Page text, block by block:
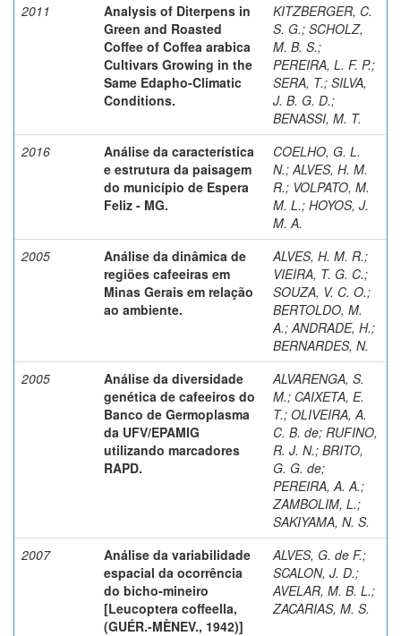
2011
Analysis of Diterpens in
Green and Roasted
Coffee of Coffea arabica
Cultivars Growing in the
Same Edapho-Climatic
Conditions.
KITZBERGER, C.
S. G.; SCHOLZ,
M. B. S.;
PEREIRA, L. F. P.;
SERA, T.; SILVA,
J. B. G. D.;
BENASSI, M. T.
2016
Análise da característica
e estrutura da paisagem
do município de Espera
Feliz - MG.
COELHO, G. L.
N.; ALVES, H. M.
R.; VOLPATO, M.
M. L.; HOYOS, J.
M. A.
2005
Análise da dinâmica de
regiões cafeeiras em
Minas Gerais em relação
ao ambiente.
ALVES, H. M. R.;
VIEIRA, T. G. C.;
SOUZA, V. C. O.;
BERTOLDO, M.
A.; ANDRADE, H.;
BERNARDES, N.
2005
Análise da diversidade
genética de cafeeiros do
Banco de Germoplasma
da UFV/EPAMIG
utilizando marcadores
RAPD.
ALVARENGA, S.
M.; CAIXETA, E.
T.; OLIVEIRA, A.
C. B. de; RUFINO,
R. J. N.; BRITO,
G. G. de;
PEREIRA, A. A.;
ZAMBOLIM, L.;
SAKIYAMA, N. S.
2007
Análise da variabilidade
espacial da ocorrência
do bicho-mineiro
[Leucoptera coffeella,
(GUÉR.-MÈNEV., 1942)]
ALVES, G. de F.;
SCALON, J. D.;
AVELAR, M. B. L.;
ZACARIAS, M. S.